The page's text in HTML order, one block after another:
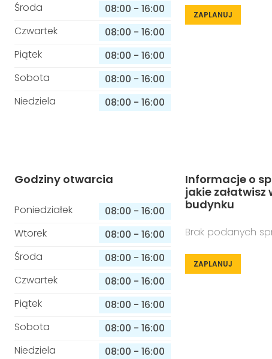
Środa
08:00 - 16:00
Czwartek
08:00 - 16:00
Piątek
08:00 - 16:00
Sobota
08:00 - 16:00
Niedziela
08:00 - 16:00
ZAPLANUJ
Godziny otwarcia
Poniedziałek 08:00 - 16:00
Wtorek
08:00 - 16:00
Środa
08:00 - 16:00
Czwartek
08:00 - 16:00
Piątek
08:00 - 16:00
Sobota
08:00 - 16:00
Niedziela
08:00 - 16:00
Informacje o
jakie załatwisz
budynku
Brak podanych
ZAPLANUJ